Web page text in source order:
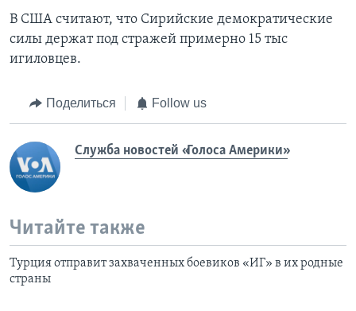
В США считают, что Сирийские демократические
силы держат под стражей примерно 15 тыс
игиловцев.
Поделиться Follow us
Служба новостей «Голоса Америки»
Читайте также
Турция отправит захваченных боевиков «ИГ» в их родные
страны